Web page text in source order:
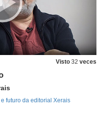
Visto 32 veces
futuro da editorial Xerais